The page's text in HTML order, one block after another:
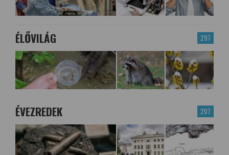
297
ÉLŐVILÁG
207
ÉVEZREDEK